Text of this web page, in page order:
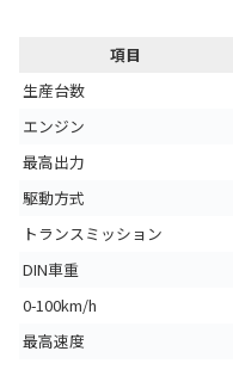
項目
生産台数
エンジン
最高出力
駆動方式
トランスミッション
DIN車重
0-100km/h
最高速度